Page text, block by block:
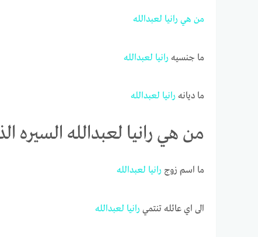
من هي رانيا لعبدالله
ما جنسيه رانيا لعبدالله
ما ديانه رانيا لعبدالله
من هي رانيا لعبدالله السيره
ما اسم زوج رانيا لعبدالله
الى اي عائله تنتمي رانيا لعبدالله